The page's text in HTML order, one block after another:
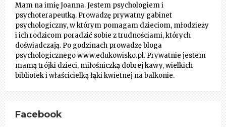
Mam na imię Joanna. Jestem psychologiem i
psychoterapeutką. Prowadzę prywatny gabinet
psychologiczny, w którym pomagam dzieciom, młodzieży
i ich rodzicom poradzić sobie z trudnościami, których
doświadczają. Po godzinach prowadzę bloga
psychologicznego www.edukowisko.pl. Prywatnie jestem
mamą trójki dzieci, miłośniczką dobrej kawy, wielkich
bibliotek i właścicielką łąki kwietnej na balkonie.
Facebook